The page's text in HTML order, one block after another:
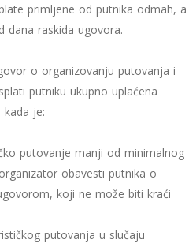
primljene od putnika odmah, a
dana raskida ugovora.
o organizovanju putovanja i
putniku ukupno uplaćena
je:
putovanje manji od minimalnog
obavesti putnika o
koji ne može biti kraći
putovanja u slučaju